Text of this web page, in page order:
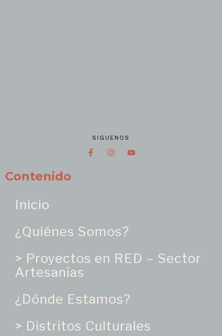
SIGUENOS
Contenido
Inicio
¿Quiénes Somos?
> Proyectos en RED – Sector
Artesanías
¿Dónde Estamos?
> Distritos Culturales